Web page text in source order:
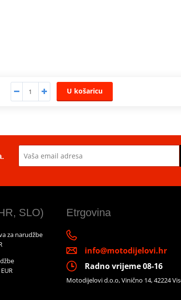
U košaricu
SLO)
za narudžbe
Etrgovina
info@motodijelovi.hr
Radno vrijeme 08-16
Motodijelovi d.o.o, Vinično 14, 42224